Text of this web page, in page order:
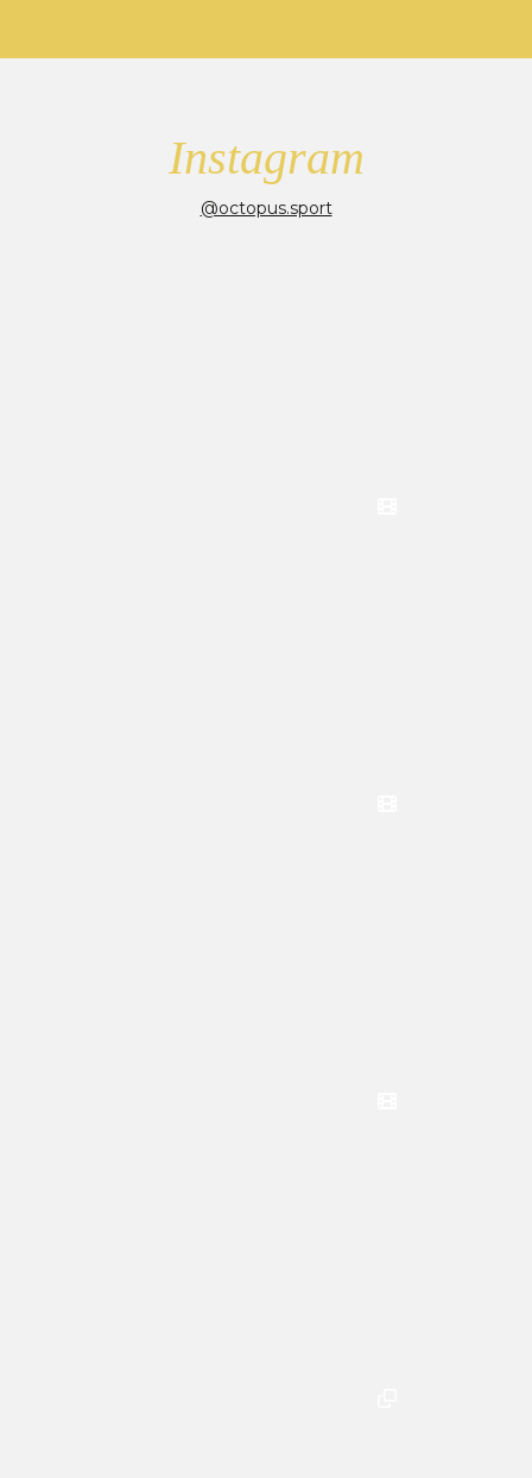
Instagram
@octopus.sport